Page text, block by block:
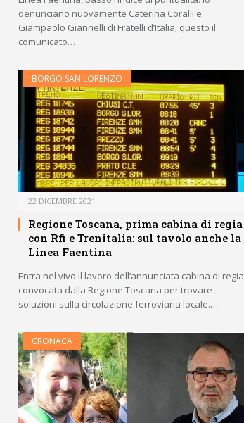
denunciano nuovamente Caterina Coralli e
Giampaolo Giannelli di Fratelli d’Italia; questo il
comunicato…
BORGO SAN LORENZO
22 DICEMBRE 2021
Regione Toscana, prima cabina di regia
con Rfi e Trenitalia: sul tavolo anche la
Linea Faentina
Entra nel vivo il lavoro dell’annunciata cabina di regia
convocata dalla Regione Toscana per trovare
soluzioni sulla circolazione ferroviaria locale.…
CRONACA